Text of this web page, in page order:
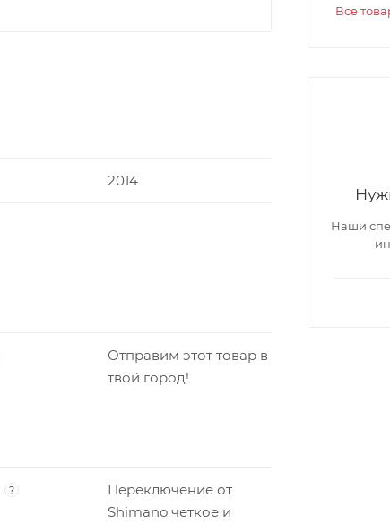
2014
Отправим этот товар в
твой город!
?
Переключение от
Shimano четкое и
Все
Наши